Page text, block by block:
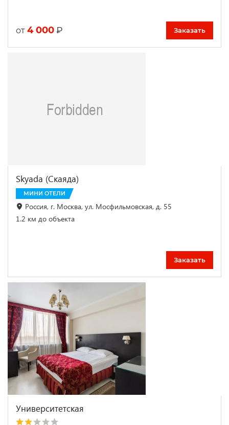
от 4 000 ₽ Заказать
Skyada (Скаяда)
МИНИ ОТЕЛИ
Россия, г. Москва, ул. Мосфильмовская, д. 55
1.2 км до объекта
Заказать
Университетская